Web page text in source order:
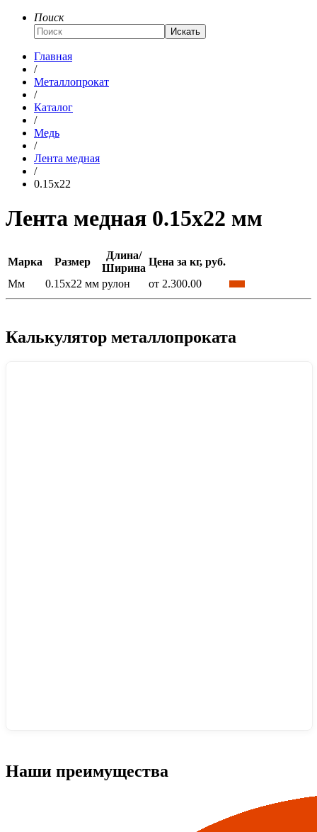
Поиск
Искать
Главная
/
Металлопрокат
/
Каталог
/
Медь
/
Лента медная
/
0.15x22
Лента медная 0.15x22 мм
Марка Размер
Длина/
Ширина
Цена за кг, руб.
Мм
0.15x22 мм рулон от 2.300.00
Калькулятор металлопроката
Наши преимущества